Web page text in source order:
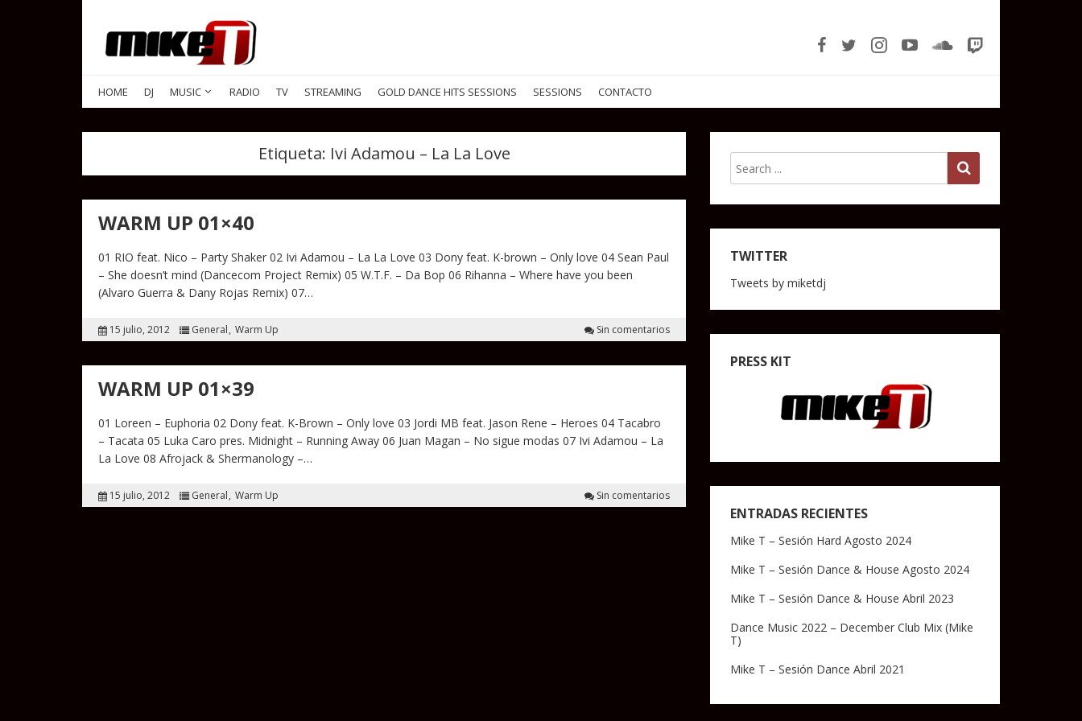
HOME DJ MUSIC RADIO TV STREAMING GOLD DANCE HITS SESSIONS SESSIONS CONTACTO
Etiqueta: Ivi Adamou – La La Love
WARM UP 01×40
01 RIO feat. Nico – Party Shaker 02 Ivi Adamou – La La Love 03 Dony feat. K-brown – Only love 04 Sean Paul
– She doesn’t mind (Dancecom Project Remix) 05 W.T.F. – Da Bop 06 Rihanna – Where have you been
(Alvaro Guerra & Dany Rojas Remix) 07…
15 julio, 2012 General Warm Up Sin comentarios
WARM UP 01×39
01 Loreen – Euphoria 02 Dony feat. K-Brown – Only love 03 Jordi MB feat. Jason Rene – Heroes 04 Tacabro
– Tacata 05 Luka Caro pres. Midnight – Running Away 06 Juan Magan – No sigue modas 07 Ivi Adamou – La
La Love 08 Afrojack & Shermanology –…
15 julio, 2012 General Warm Up Sin comentarios
TWITTER
Tweets by miketdj
PRESS KIT
ENTRADAS RECIENTES
Mike T – Sesión Hard Agosto 2024
Mike T – Sesión Dance & House Agosto 2024
Mike T – Sesión Dance & House Abril 2023
Dance Music 2022 – December Club Mix (Mike
T)
Mike T – Sesión Dance Abril 2021